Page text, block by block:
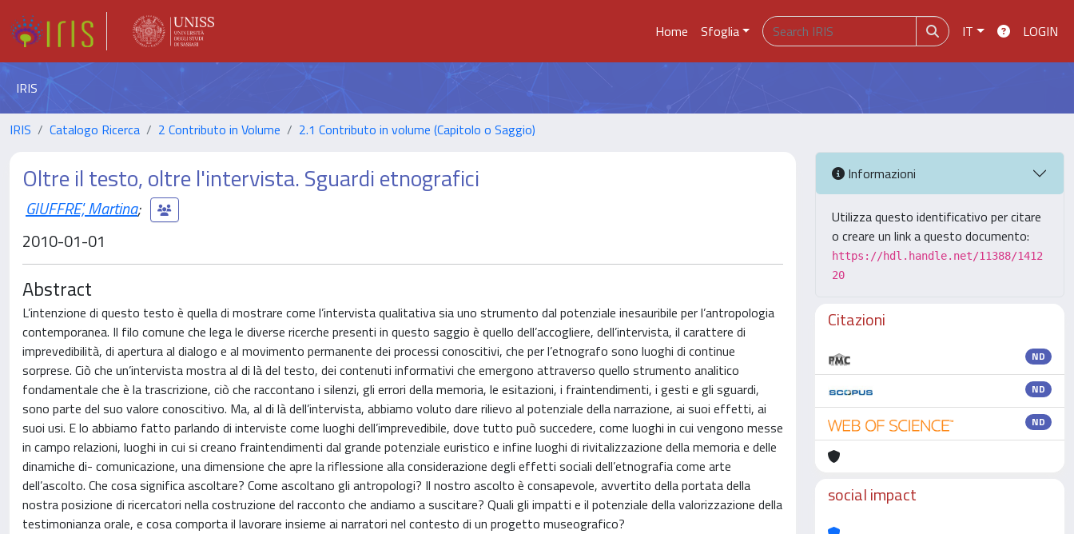
Home Sfoglia IT LOGIN
IRIS
IRIS Catalogo Ricerca 2 Contributo in Volume 2.1 Contributo in volume (Capitolo o Saggio)
Oltre il testo, oltre l'intervista. Sguardi etnografici
GIUFFRE', Martina;
2010-01-01
Abstract
L’intenzione di questo testo è quella di mostrare come l’intervista qualitativa sia uno strumento dal potenziale inesauribile per l’antropologia
contemporanea. Il filo comune che lega le diverse ricerche presenti in questo saggio è quello dell’accogliere, dell’intervista, il carattere di
imprevedibilità, di apertura al dialogo e al movimento permanente dei processi conoscitivi, che per l’etnografo sono luoghi di continue
sorprese. Ciò che un’intervista mostra al di là del testo, dei contenuti informativi che emergono attraverso quello strumento analitico
fondamentale che è la trascrizione, ciò che raccontano i silenzi, gli errori della memoria, le esitazioni, i fraintendimenti, i gesti e gli sguardi,
sono parte del suo valore conoscitivo. Ma, al di là dell’intervista, abbiamo voluto dare rilievo al potenziale della narrazione, ai suoi effetti, ai
suoi usi. E lo abbiamo fatto parlando di interviste come luoghi dell’imprevedibile, dove tutto può succedere, come luoghi in cui vengono messe
in campo relazioni, luoghi in cui si creano fraintendimenti dal grande potenziale euristico e infine luoghi di rivitalizzazione della memoria e delle
dinamiche di- comunicazione, una dimensione che apre la riflessione alla considerazione degli effetti sociali dell’etnografia come arte
dell’ascolto. Che cosa significa ascoltare? Come ascoltano gli antropologi? Il nostro ascolto è consapevole, avvertito della portata della
nostra posizione di ricercatori nella costruzione del racconto che andiamo a suscitare? Quali gli impatti e il potenziale della valorizzazione della
testimonianza orale, e cosa comporta il lavorare insieme ai narratori nel contesto di un progetto museografico?
Informazioni
Utilizza questo identificativo per citare
o creare un link a questo documento:
https://hdl.handle.net/11388/1412
20
Citazioni
ND
ND
ND
social impact